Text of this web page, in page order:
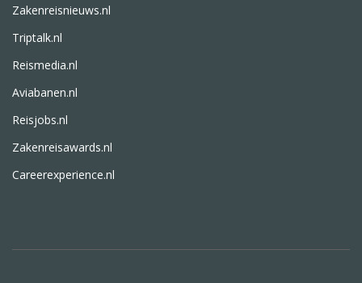
Zakenreisnieuws.nl
Triptalk.nl
Reismedia.nl
Aviabanen.nl
Reisjobs.nl
Zakenreisawards.nl
Careerexperience.nl